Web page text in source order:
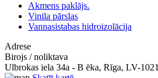
Akmens paklājs.
Vinila pārslas
Vannasistabas hidroizolācija
Adrese
Birojs / noliktava
Ulbrokas iela 34a - B ēka, Rīga, LV-1021